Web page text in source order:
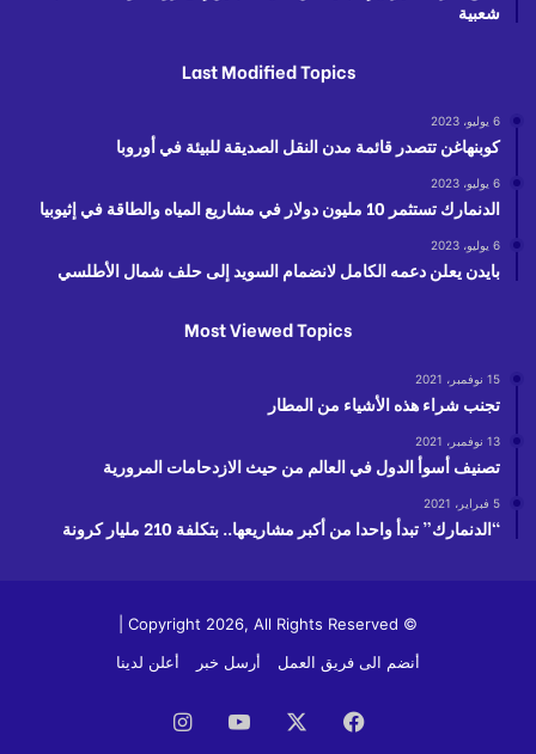
شعبية
Last Modified Topics
6 يوليو، 2023
كوبنهاغن تتصدر قائمة مدن النقل الصديقة للبيئة في أوروبا
6 يوليو، 2023
الدنمارك تستثمر 10 مليون دولار في مشاريع المياه والطاقة في إثيوبيا
6 يوليو، 2023
بايدن يعلن دعمه الكامل لانضمام السويد إلى حلف شمال الأطلسي
Most Viewed Topics
15 نوفمبر، 2021
تجنب شراء هذه الأشياء من المطار
13 نوفمبر، 2021
تصنيف أسوأ الدول في العالم من حيث الازدحامات المرورية
5 فبراير، 2021
“الدنمارك” تبدأ واحدا من أكبر مشاريعها.. بتكلفة 210 مليار كرونة
© Copyright 2026, All Rights Reserved |
أنضم الى فريق العمل
أرسل خبر أعلن لدينا
فيسبوك ‫YouTube